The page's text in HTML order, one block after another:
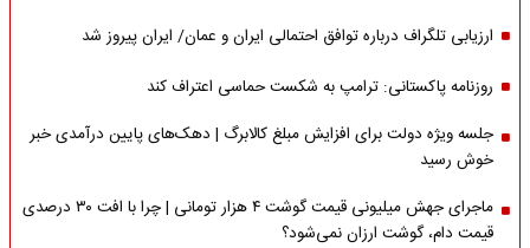
ارزیابی تلگراف درباره توافق احتمالی ایران و عمان/ ایران پیروز شد
روزنامه پاکستانی: ترامپ به شکست حماسی اعتراف کند
جلسه ویژه دولت برای افزایش مبلغ کالابرگ | دهک‌های پایین درآمدی خبر
خوش رسید
ماجرای جهش میلیونی قیمت گوشت ۴ هزار تومانی | چرا با افت ۳۰ درصدی
قیمت دام، گوشت ارزان نمی‌شود؟